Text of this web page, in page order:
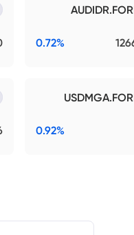
0.72%
0.92%